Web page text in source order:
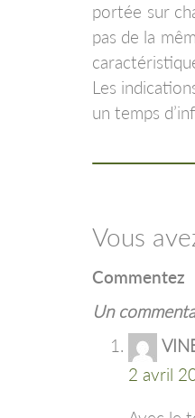
portée sur
pas de la
Les
un temps
Vous
Commentez
Un
2 avril